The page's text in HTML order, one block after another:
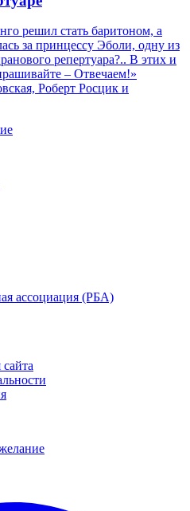
решил стать баритоном, а
за принцессу Эболи, одну из
репертуара?.. В этих и
– Отвечаем!»
Роберт Росцик и
ассоциация (РБА)